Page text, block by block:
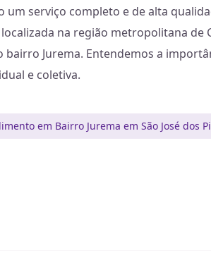
serviço completo e de alta
na região metropolitana de
Jurema. Entendemos a
e coletiva.
em Bairro Jurema em São José dos